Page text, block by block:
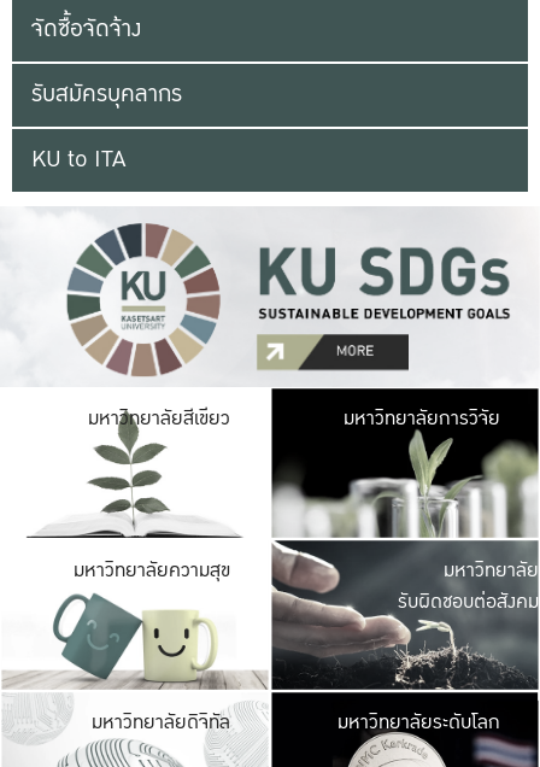
จัดซื้อจัดจ้าง
รับสมัครบุคลากร
KU to ITA
มหาวิทยาลัยสีเขียว มหาวิ
มีพื้นที่เขียวสดใส
เป็นป่าในเมือง เกษต
มหาวิทยาลัยการวิจัย
มหาวิทยาลัยความสุข มหาวิ
ค
เปิดประ
และพบเรื่องราวใ
มหาวิทยาลัย
รับผิดชอบต่อสังคม
มหาวิทยาลัยดิจิทัล มหาวิ
มหาวิทยาลัยระดับโลก